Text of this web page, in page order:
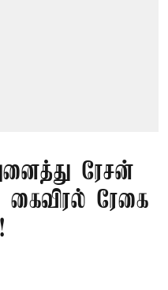
ரேசன்
கைவிரல் ரேகை